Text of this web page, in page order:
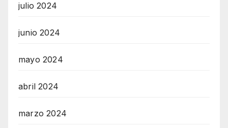
julio 2024
junio 2024
mayo 2024
abril 2024
marzo 2024